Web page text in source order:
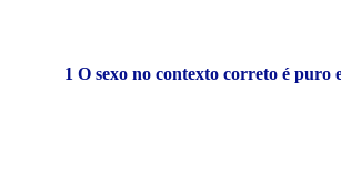
1 O sexo no contexto correto é puro